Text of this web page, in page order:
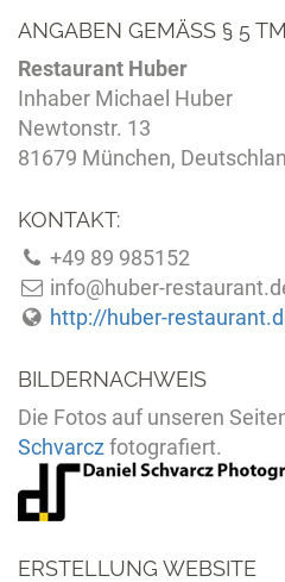
ANGABEN GEMÄSS § 5
Restaurant Huber
Inhaber Michael Huber
Newtonstr. 13
81679 München,
KONTAKT:
+49 89 985152
info@huber-
http://huber-
BILDERNACHWEIS
Die Fotos auf unseren
Schvarcz fotografiert.
ERSTELLUNG WEBSITE